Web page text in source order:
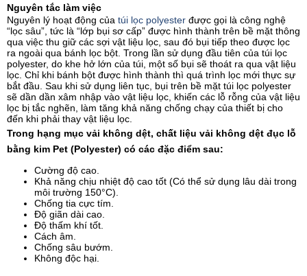
Nguyên tắc làm việc
Nguyên lý hoạt động của túi lọc polyester được gọi là công nghệ
“lọc sâu”, tức là “lớp bụi sơ cấp” được hình thành trên bề mặt thông
qua việc thu giữ các sợi vật liệu lọc, sau đó bụi tiếp theo được lọc
ra ngoài qua bánh lọc bột. Trong lần sử dụng đầu tiên của túi lọc
polyester, do khe hở lớn của túi, một số bụi sẽ thoát ra qua vật liệu
lọc. Chỉ khi bánh bột được hình thành thì quá trình lọc mới thực sự
bắt đầu. Sau khi sử dụng liên tục, bụi trên bề mặt túi lọc polyester
sẽ dần dần xâm nhập vào vật liệu lọc, khiến các lỗ rỗng của vật liệu
lọc bị tắc nghẽn, làm tăng khả năng chống chạy của thiết bị cho
đến khi phải thay vật liệu lọc.
Trong hạng mục vải không dệt, chất liệu vải không dệt đục lỗ
bằng kim Pet (Polyester) có các đặc điểm sau:
Cường độ cao.
Khả năng chịu nhiệt độ cao tốt (Có thể sử dụng lâu dài trong
môi trường 150°C).
Chống tia cực tím.
Độ giãn dài cao.
Độ thấm khí tốt.
Cách âm.
Chống sâu bướm.
Không độc hại.